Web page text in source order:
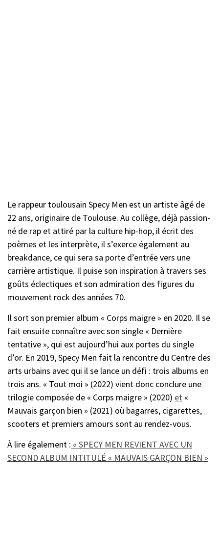
Le rappeur toulousain Specy Men est un artiste âgé de
22 ans, originaire de Toulouse. Au collège, déjà passion-
né de rap et attiré par la culture hip-hop, il écrit des
poèmes et les interprète, il s’exerce également au
breakdance, ce qui sera sa porte d’entrée vers une
carrière artistique. Il puise son inspiration à travers ses
goûts éclectiques et son admiration des figures du
mouvement rock des années 70.
Il sort son premier album « Corps maigre » en 2020. Il se
fait ensuite connaître avec son single « Dernière
tentative », qui est aujourd’hui aux portes du single
d’or. En 2019, Specy Men fait la rencontre du Centre des
arts urbains avec qui il se lance un défi : trois albums en
trois ans. « Tout moi » (2022) vient donc conclure une
trilogie composée de « Corps maigre » (2020) et «
Mauvais garçon bien » (2021) où bagarres, cigarettes,
scooters et premiers amours sont au rendez-vous.
À lire également : « SPECY MEN REVIENT AVEC UN
SECOND ALBUM INTITULÉ « MAUVAIS GARÇON BIEN »